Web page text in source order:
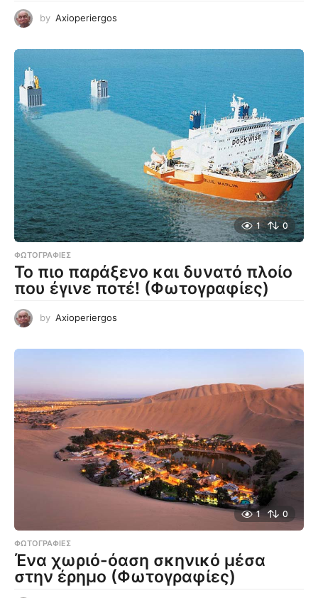
by Axioperiergos
1 0
ΦΩΤΟΓΡΑΦΊΕΣ
Το πιο παράξενο και δυνατό πλοίο
που έγινε ποτέ! (Φωτογραφίες)
by Axioperiergos
1 0
ΦΩΤΟΓΡΑΦΊΕΣ
Ένα χωριό-όαση σκηνικό μέσα
στην έρημο (Φωτογραφίες)